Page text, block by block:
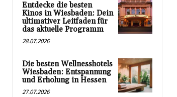
Entdecke die besten
Kinos in Wiesbaden: Dein
ultimativer Leitfaden für
das aktuelle Programm
28.07.2026
Die besten Wellnesshotels
Wiesbaden: Entspannung
und Erholung in Hessen
27.07.2026